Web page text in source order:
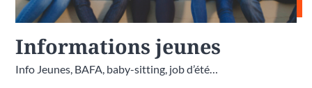
Informations jeunes
Info Jeunes, BAFA, baby-sitting, job d’été…